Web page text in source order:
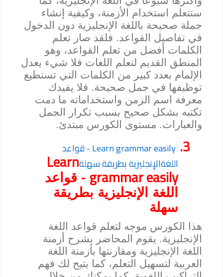
ستتعلم استخدام الأزمنة، وكيفية إنشاء
جملة صحيحة باللغة الإنجليزية دون الدخول
في تفاصيل القواعد. فلقد صار تعلم
الكلمات أفضل من تعلم القواعد، وهو
المنطق القديم لتعلم اللغات فلا شيء يعدل
الإلمام بعدد كبير من الكلمات التي تستطيع
توظيفها في جمل صحيحة. فلا يفيدك
معرفة اسم الزمن واستخداماته ما دمت
تكتبه بشكل صحيح بسبب تكرار الجمل
والعبارات. مستوى الكورس مبتدئ.
3.
Learn grammar easily - قواعد
اللغةالإنجليزية بطريقة سهلةLearn
grammar easily - قواعد
اللغة الإنجليزية بطريقة
سهلة
هذا الكورس موجه لتعلم قواعد اللغة
الإنجليزية. يقوم المحاضر بشرح أزمنة
اللغة الإنجليزية ومقارنتها بأزمنة اللغة
العربية لتسهيل التعلم، كما يتيح لك فهم